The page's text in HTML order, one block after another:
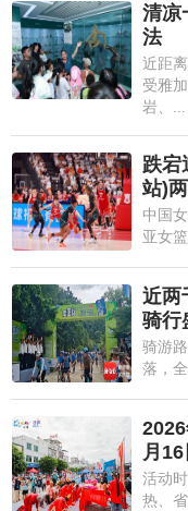
清凉
法
近距
受雅
岩、...
跌宕
站)
中国
亚女
近两
骑行
骑游
落，
月
活动
热、